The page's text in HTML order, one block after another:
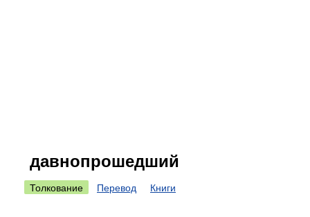
давнопрошедший
Толкование Перевод Книги